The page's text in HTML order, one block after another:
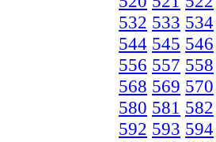
532 533 534
544 545 546
556 557 558
568 569 570
580 581 582
592 593 594